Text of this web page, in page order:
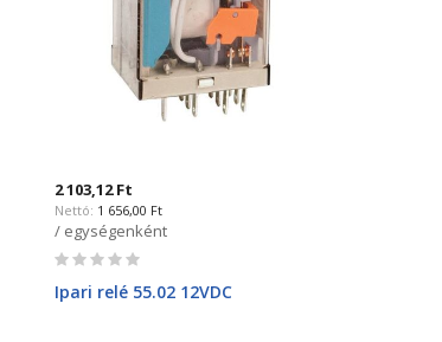
2 103,12 Ft
1 656,00 Ft
/ egységenként
Rating:
Ipari relé 55.02 12VDC